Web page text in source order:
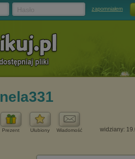
zapomniałem
nela331
Prezent Ulubiony Wiadomość widziany: